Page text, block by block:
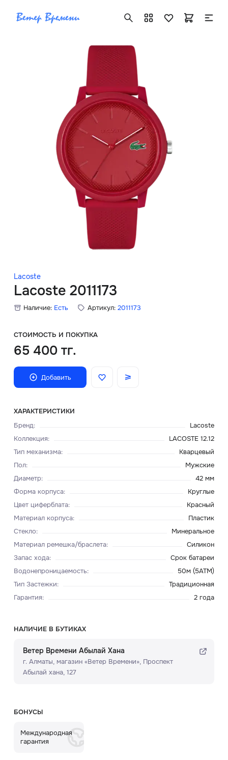
Lacoste
Lacoste 2011173
Наличие: Есть Артикул: 2011173
СТОИМОСТЬ И ПОКУПКА
65 400 тг.
Добавить
ХАРАКТЕРИСТИКИ
Бренд:
Lacoste
Коллекция:
LACOSTE 12.12
Тип механизма:
Кварцевый
Пол:
Мужские
Диаметр:
42 мм
Форма корпуса:
Круглые
Цвет циферблата:
Красный
Материал корпуса:
Пластик
Стекло:
Минеральное
Материал ремешка/браслета:
Силикон
Запас хода:
Срок батареи
Водонепроницаемость:
50м (5ATM)
Тип Застежки:
Традиционная
Гарантия: 2 года
НАЛИЧИЕ В БУТИКАХ
Ветер Времени Абылай Хана
г. Алматы, ​магазин «Ветер Времени»​, Проспект
Абылай хана, 127
БОНУСЫ
Международная
гарантия
+7 ( 705 ) 181-42-50
info@vetervremeni.kz
Авторизация
Каталог
Мужские часы
Женские часы
Скидки
Главная
О нас